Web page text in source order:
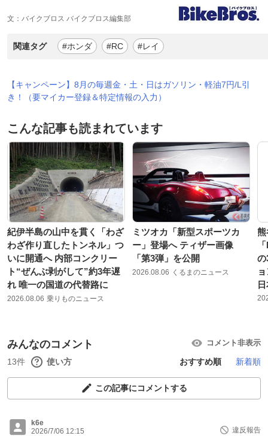
文：バイクブロス バイクブロス編集部
関連タグ #ホンダ #RC #レイ
【キャンペーン】8月の毎週金・土・日はガソリン・軽油7円/L引
き！（要マイカー登録＆特定情報の入力）
こんな記事も読まれています
紀伊半島の山中を貫く「わざ
わざ作り直したトンネル」つ
いに開通へ 内部コンクリー
ト“ぜんぶ剥がして”約3年遅
れ 唯一の国道の代替路に
2026.08.06 乗りものニュース
ミツオカ「新型スポーツカ
ー」登場へ ティザー画像
「第3弾」を公開
2026.08.06 くるまのニュース
熊
みんなのコメント コメント非表示
13件 使い方 おすすめ順 新着順
この記事にコメントする
k6e
2026/7/06 12:15
違反報告